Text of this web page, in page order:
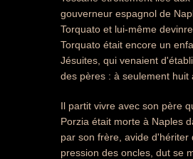
gouverneur espagnol de
Torquato et lui-même
Torquato était encore un
Jésuites, qui venaient
des pères : à seulement huit
Il partit vivre avec son père
Porzia était morte à Naples
par son frère, avide d'hériter
pression des oncles, dut se